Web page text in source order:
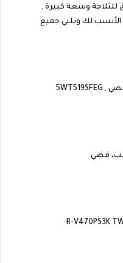
للثلاجة وسعة كبيرة ,
الأنسب لك وتلبي جميع